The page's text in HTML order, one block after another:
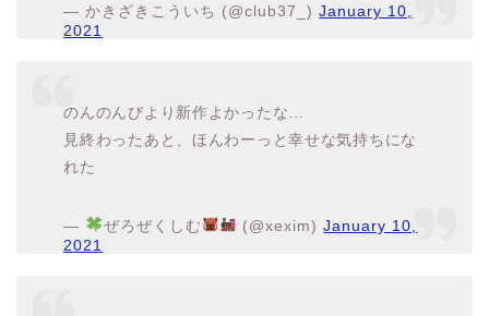
— かきざきこういち (@club37_)January 10,
2021
のんのんびより新作よかったな…
見終わったあと、ほんわーっと幸せな気持ちにな
れた
— ぜろぜくしむ (@xexim)January 10,
2021